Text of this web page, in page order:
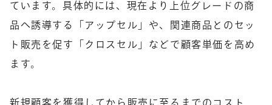
ています。具体的には、現在より上位グレードの商
品へ誘導する「アップセル」や、関連商品とのセッ
ト販売を促す「クロスセル」などで顧客単価を高め
ます。
新規顧客を獲得してから販売に至るまでのコスト